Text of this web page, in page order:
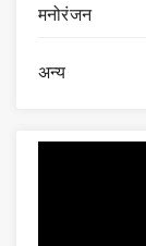
मनोरंजन
अन्य